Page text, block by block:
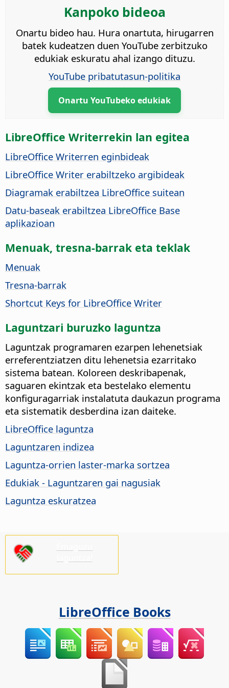
Kanpoko bideoa
Onartu bideo hau. Hura onartuta, hirugarren
batek kudeatzen duen YouTube zerbitzuko
edukiak eskuratu ahal izango dituzu.
YouTube pribatutasun-politika
Onartu YouTubeko edukiak
LibreOffice Writerrekin lan egitea
LibreOffice Writerren eginbideak
LibreOffice Writer erabiltzeko argibideak
Diagramak erabiltzea LibreOffice suitean
Datu-baseak erabiltzea LibreOffice Base
aplikazioan
Menuak, tresna-barrak eta teklak
Menuak
Tresna-barrak
Shortcut Keys for LibreOffice Writer
Laguntzari buruzko laguntza
Laguntzak programaren ezarpen lehenetsiak
erreferentziatzen ditu lehenetsia ezarritako
sistema batean. Koloreen deskribapenak,
saguaren ekintzak eta bestelako elementu
konfiguragarriak instalatuta daukazun programa
eta sistematik desberdina izan daiteke.
LibreOffice laguntza
Laguntzaren indizea
Laguntza-orrien laster-marka sortzea
Edukiak - Laguntzaren gai nagusiak
Laguntza eskuratzea
LibreOffice Books